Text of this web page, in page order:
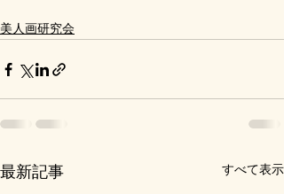
美人画研究会
最新記事 すべて表示